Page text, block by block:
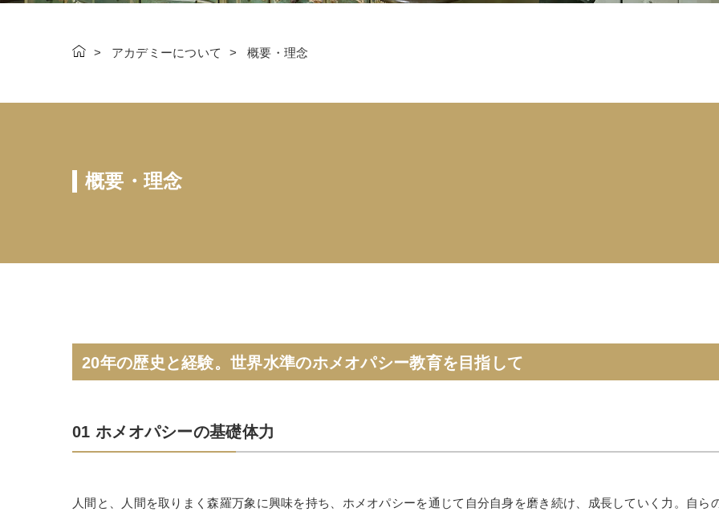
アカデミーについて 概要・理念
概要・理念
20年の歴史と経験。世界水準のホメオパシー教育を目指して
01 ホメオパシーの基礎体力
人間と、人間を取りまく森羅万象に興味を持ち、ホメオパシーを通じて自分自身を磨き続け、成長していく力。自ら